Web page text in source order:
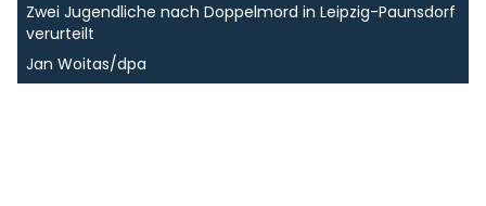
Zwei Jugendliche nach Doppelmord in Leipzig-Paunsdorf
verurteilt
Jan Woitas/dpa